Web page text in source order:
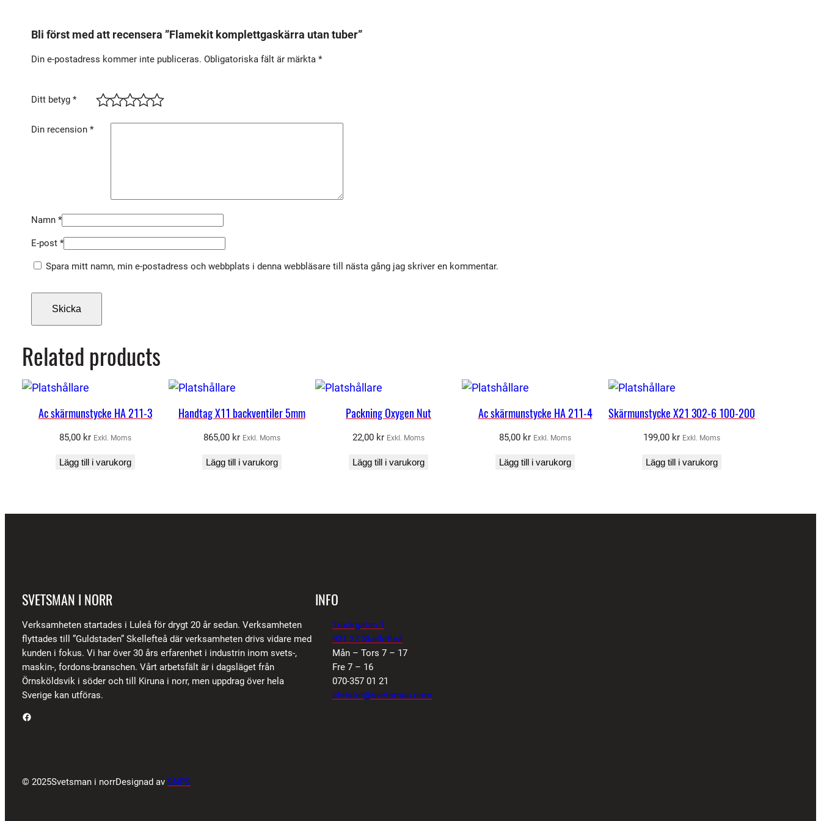
a
b
d
Bli först med att recensera ”Flamekit komplettgaskärra utan tuber”
Din e-postadress kommer inte publiceras. Obligatoriska fält är märkta *
Ditt betyg *
Din recension *
Namn *
E-post *
Spara mitt namn, min e-postadress och webbplats i denna webbläsare till nästa gång jag skriver en kommentar.
Related products
Ac skärmunstycke HA 211-3
85,00 kr Exkl. Moms
Lägg till i varukorg
Handtag X11 backventiler 5mm
865,00 kr Exkl. Moms
Lägg till i varukorg
Packning Oxygen Nut
22,00 kr Exkl. Moms
Lägg till i varukorg
Ac skärmunstycke HA 211-4
85,00 kr Exkl. Moms
Lägg till i varukorg
Skärmunstycke X21 302-6 100-200
199,00 kr Exkl. Moms
Lägg till i varukorg
SVETSMAN I NORR
Verksamheten startades i Luleå för drygt 20 år sedan. Verksamheten
flyttades till ”Guldstaden” Skellefteå där verksamheten drivs vidare med
kunden i fokus. Vi har över 30 års erfarenhet i industrin inom svets-,
maskin-, fordons-branschen. Vårt arbetsfält är i dagsläget från
Örnsköldsvik i söder och till Kiruna i norr, men uppdrag över hela
Sverige kan utföras.
Facebook
INFO
Truckgatan 1,
931 27 Skellefteå
Mån – Tors 7 – 17
Fre 7 – 16
070-357 01 21
christer@svetsman.com
© 2025Svetsman i norrDesignad av SNPS